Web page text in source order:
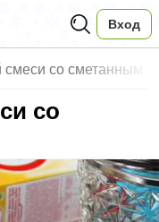
Вход
смеси со сметанным
со